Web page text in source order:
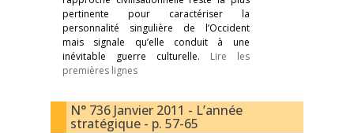
pertinente pour caractériser la
personnalité singulière de l’Occident
mais signale qu’elle conduit à une
inévitable guerre culturelle. Lire les
premières lignes
N° 736 Janvier 2011 - L’année
stratégique - p. 57-65